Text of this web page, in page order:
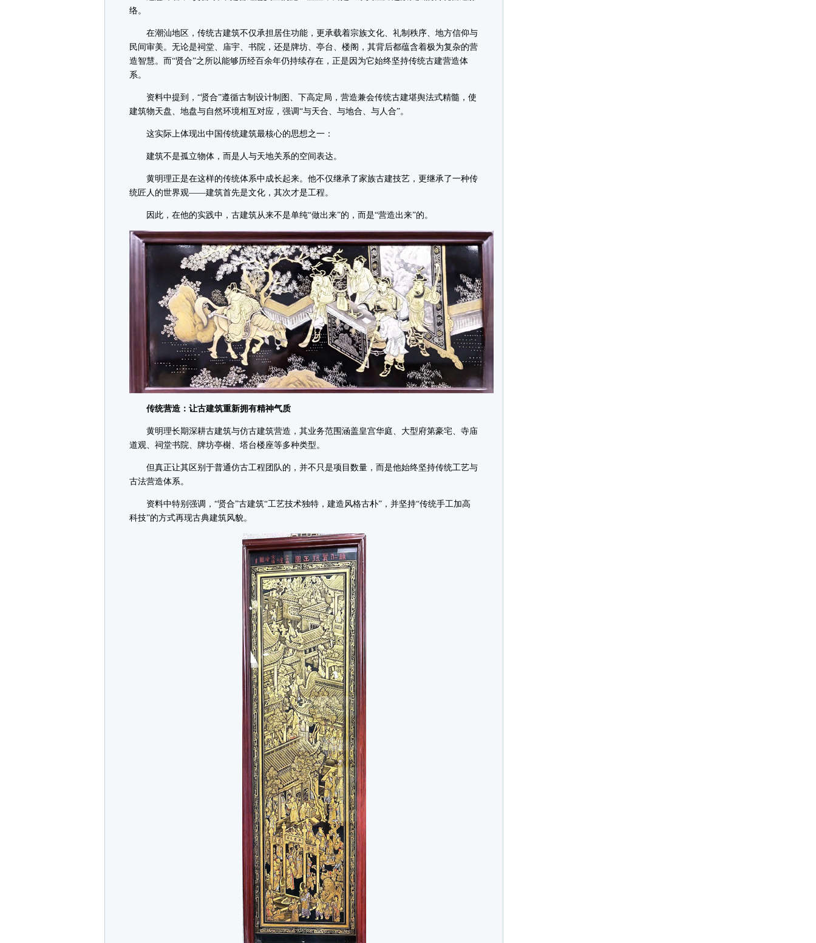
络。
在潮汕地区，传统古建筑不仅承担居住功能，更承载着宗族文化、礼制秩序、地方信仰与
民间审美。无论是祠堂、庙宇、书院，还是牌坊、亭台、楼阁，其背后都蕴含着极为复杂的营
造智慧。而“贤合”之所以能够历经百余年仍持续存在，正是因为它始终坚持传统古建营造体
系。
资料中提到，“贤合”遵循古制设计制图、下高定局，营造兼会传统古建堪舆法式精髓，使
建筑物天盘、地盘与自然环境相互对应，强调“与天合、与地合、与人合”。
这实际上体现出中国传统建筑最核心的思想之一：
建筑不是孤立物体，而是人与天地关系的空间表达。
黄明理正是在这样的传统体系中成长起来。他不仅继承了家族古建技艺，更继承了一种传
统匠人的世界观——建筑首先是文化，其次才是工程。
因此，在他的实践中，古建筑从来不是单纯“做出来”的，而是“营造出来”的。
传统营造：让古建筑重新拥有精神气质
黄明理长期深耕古建筑与仿古建筑营造，其业务范围涵盖皇宫华庭、大型府第豪宅、寺庙
道观、祠堂书院、牌坊亭榭、塔台楼座等多种类型。
但真正让其区别于普通仿古工程团队的，并不只是项目数量，而是他始终坚持传统工艺与
古法营造体系。
资料中特别强调，“贤合”古建筑“工艺技术独特，建造风格古朴”，并坚持“传统手工加高
科技”的方式再现古典建筑风貌。